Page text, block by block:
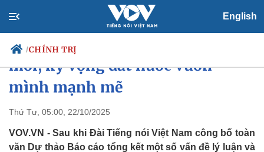
English
/CHÍNH TRỊ
Chính trị
Tổ chức nhân sự
Tin 24h
Dự báo thời tiết
Tự hào thành tựu 40 năm đổi
mới, kỳ vọng đất nước vươn
mình mạnh mẽ
Thứ Tư, 05:00, 22/10/2025
VOV.VN - Sau khi Đài Tiếng nói Việt Nam công bố toàn
văn Dự thảo Báo cáo tổng kết một số vấn đề lý luận và